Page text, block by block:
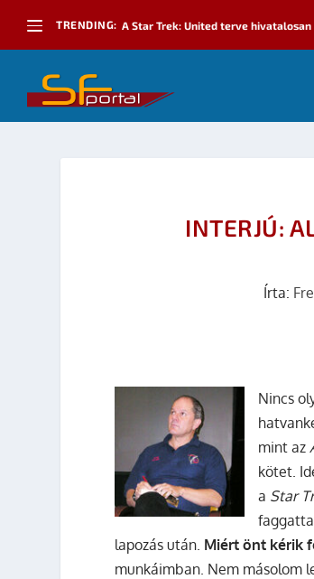
TRENDING: A Star Trek: United terve hivatalosan
INTERJÚ:
Írta:
Nincs
mint az
kötet.
a Star
lapozás után. Miért önt kérik
munkáimban. Nem másolom